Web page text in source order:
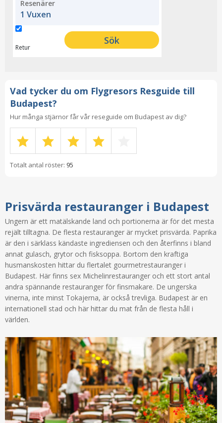
Resenärer
1 Vuxen
Retur
Sök
Vad tycker du om Flygresors Resguide till
Budapest?
Hur många stjärnor får vår reseguide om Budapest av dig?
Totalt antal röster: 95
Prisvärda restauranger i Budapest
Ungern är ett matälskande land och portionerna är för det mesta
rejält tilltagna. De flesta restauranger är mycket prisvärda. Paprika
är den i särklass kändaste ingrediensen och den återfinns i bland
annat gulasch, grytor och fisksoppa. Bortom den kraftiga
husmanskosten hittar du flertalet gourmetrestauranger i
Budapest. Här finns sex Michelinrestauranger och ett stort antal
andra spännande restauranger för finsmakare. De ungerska
vinerna, inte minst Tokajerna, är också trevliga. Budapest är en
internationell stad och här hittar du mat från de flesta håll i
världen.